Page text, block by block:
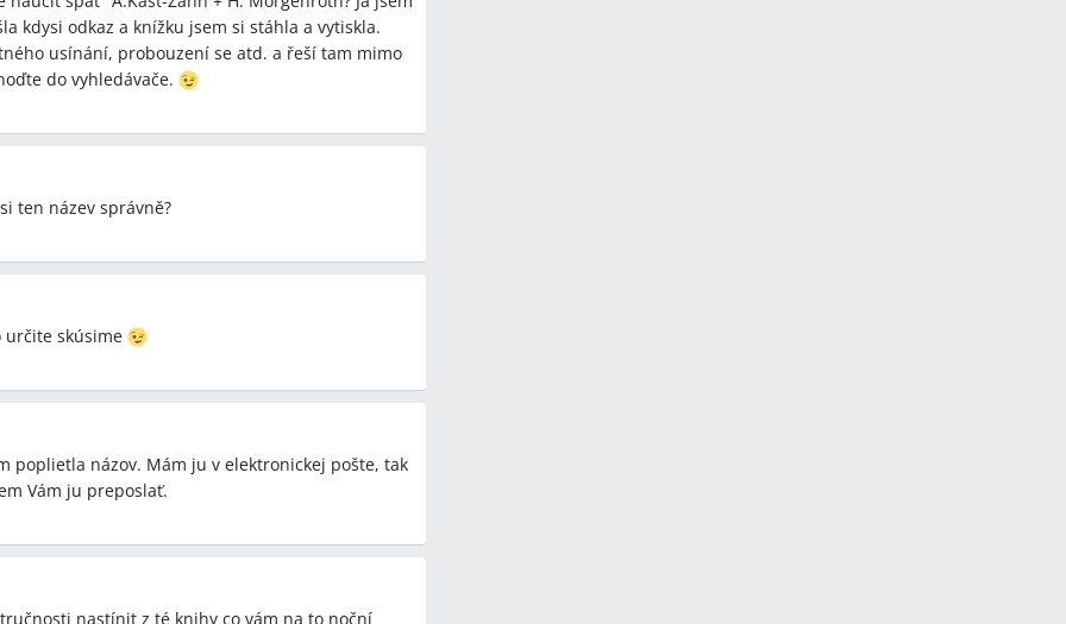
kdysi odkaz a knížku jsem si stáhla a vytiskla.
usínání, probouzení se atd. a řeší tam mimo
do vyhledávače.
ten název správně?
určite skúsime
poplietla názov. Mám ju v elektronickej pošte, tak
Vám ju preposlať.
nastínit z té knihy co vám na to noční